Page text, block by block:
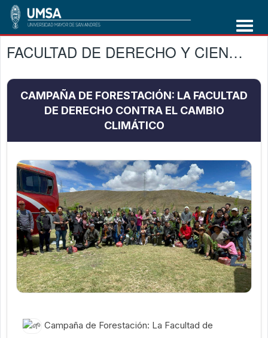
FACULTAD DE DERECHO Y CIENCIAS POLÌTICAS
CAMPAÑA DE FORESTACIÓN: LA FACULTAD
DE DERECHO CONTRA EL CAMBIO
CLIMÁTICO
Campaña de Forestación: La Facultad de